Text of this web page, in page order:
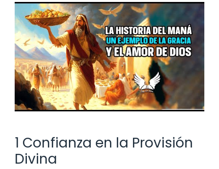
1 Confianza en la Provisión
Divina